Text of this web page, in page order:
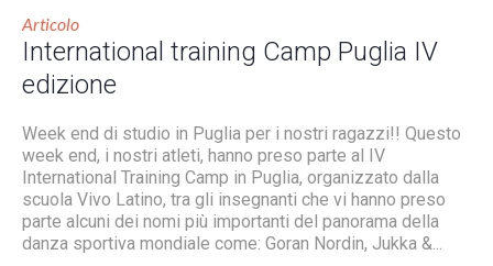
Articolo
International training Camp Puglia IV
edizione
Week end di studio in Puglia per i nostri ragazzi!! Questo
week end, i nostri atleti, hanno preso parte al IV
International Training Camp in Puglia, organizzato dalla
scuola Vivo Latino, tra gli insegnanti che vi hanno preso
parte alcuni dei nomi più importanti del panorama della
danza sportiva mondiale come: Goran Nordin, Jukka &...